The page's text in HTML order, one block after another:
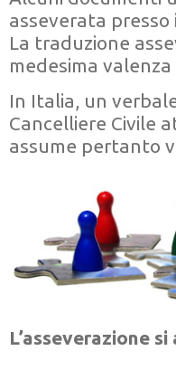
asseverata
La traduzione
medesima
In Italia, un
Cancelliere Civile
assume pertanto
L’asseverazione